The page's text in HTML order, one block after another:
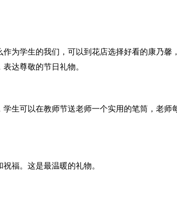
为学生的我们，可以到花店选择好看的康乃馨
达尊敬的节日礼物。
生可以在教师节送老师一个实用的笔筒，老师
福。这是最温暖的礼物。